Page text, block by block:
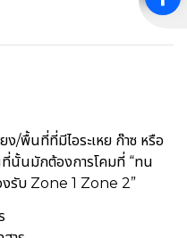
/พื้นที่ที่มีไอระเหย ก๊าซ หรือ
นั้นมักต้องการโคมที่ “ทน
งรับ Zone 1 Zone 2”